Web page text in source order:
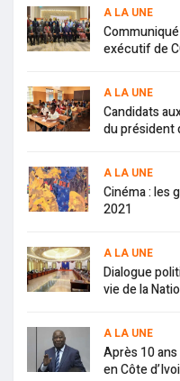
A LA UNE
exécutif de
A LA UNE
Candidats
du président
A LA UNE
Cinéma : les
2021
A LA UNE
Dialogue
vie de la
A LA UNE
Après 10
en Côte